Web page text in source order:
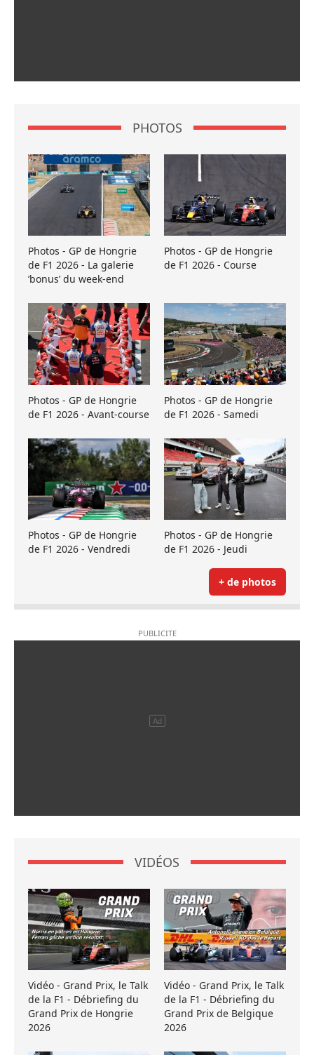
PHOTOS
Photos - GP de Hongrie
de F1 2026 - La galerie
’bonus’ du week-end
Photos - GP de Hongrie
de F1 2026 - Course
Photos - GP de Hongrie
de F1 2026 - Avant-course
Photos - GP de Hongrie
de F1 2026 - Samedi
Photos - GP de Hongrie
de F1 2026 - Vendredi
Photos - GP de Hongrie
de F1 2026 - Jeudi
+ de photos
VIDÉOS
Vidéo - Grand Prix, le Talk
de la F1 - Débriefing du
Grand Prix de Hongrie
2026
Vidéo - Grand Prix, le Talk
de la F1 - Débriefing du
Grand Prix de Belgique
2026